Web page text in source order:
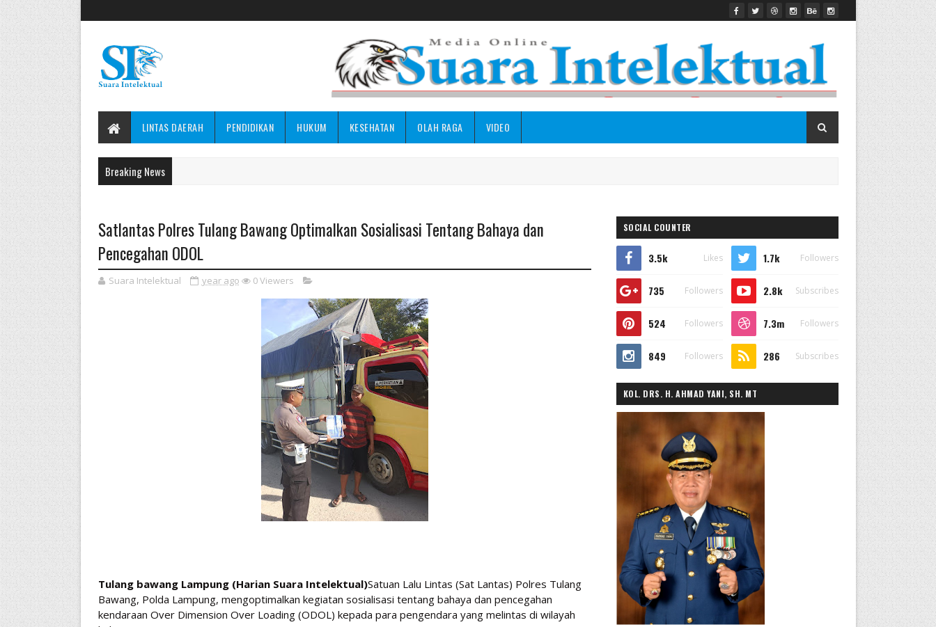
LINTAS DAERAH PENDIDIKAN HUKUM KESEHATAN OLAH RAGA VIDEO
Breaking News
Satlantas Polres Tulang Bawang Optimalkan Sosialisasi Tentang Bahaya dan
Pencegahan ODOL
Suara Intelektual year ago 0Viewers
Tulang bawang Lampung (Harian Suara Intelektual)Satuan Lalu Lintas (Sat Lantas) Polres Tulang
Bawang, Polda Lampung, mengoptimalkan kegiatan sosialisasi tentang bahaya dan pencegahan
kendaraan Over Dimension Over Loading (ODOL) kepada para pengendara yang melintas di wilayah
SOCIAL COUNTER
3.5k Likes 1.7k Followers
735 Followers 2.8k Subscribes
524 Followers 7.3m Followers
849 Followers 286 Subscribes
KOL. DRS. H. AHMAD YANI, SH. MT